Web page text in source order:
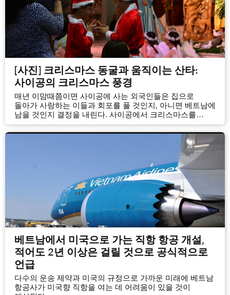
[사진] 크리스마스 동굴과 움직이는 산타:
사이공의 크리스마스 풍경
매년 이맘때쯤이면 사이공에 사는 외국인들은 집으로
돌아가 사랑하는 이들과 회포를 풀 것인지, 아니면 베트남에
남을 것인지 결정을 내린다. 사이공에서 크리스마스를
보내게 되는 사람들은 어떻게든 분위기를 내려고 노력한다.
다른 이들은 그냥 크리스마스를 무시하고 지내기도 한다.
베트남에서 미국으로 가는 직항 항공 개설,
적어도 2년 이상은 걸릴 것으로 공식적으로
언급
다수의 운송 제약과 미국의 규정으로 가까운 미래에 베트남
항공사가 미국향 직항을 여는 데 어려움이 있을 것이